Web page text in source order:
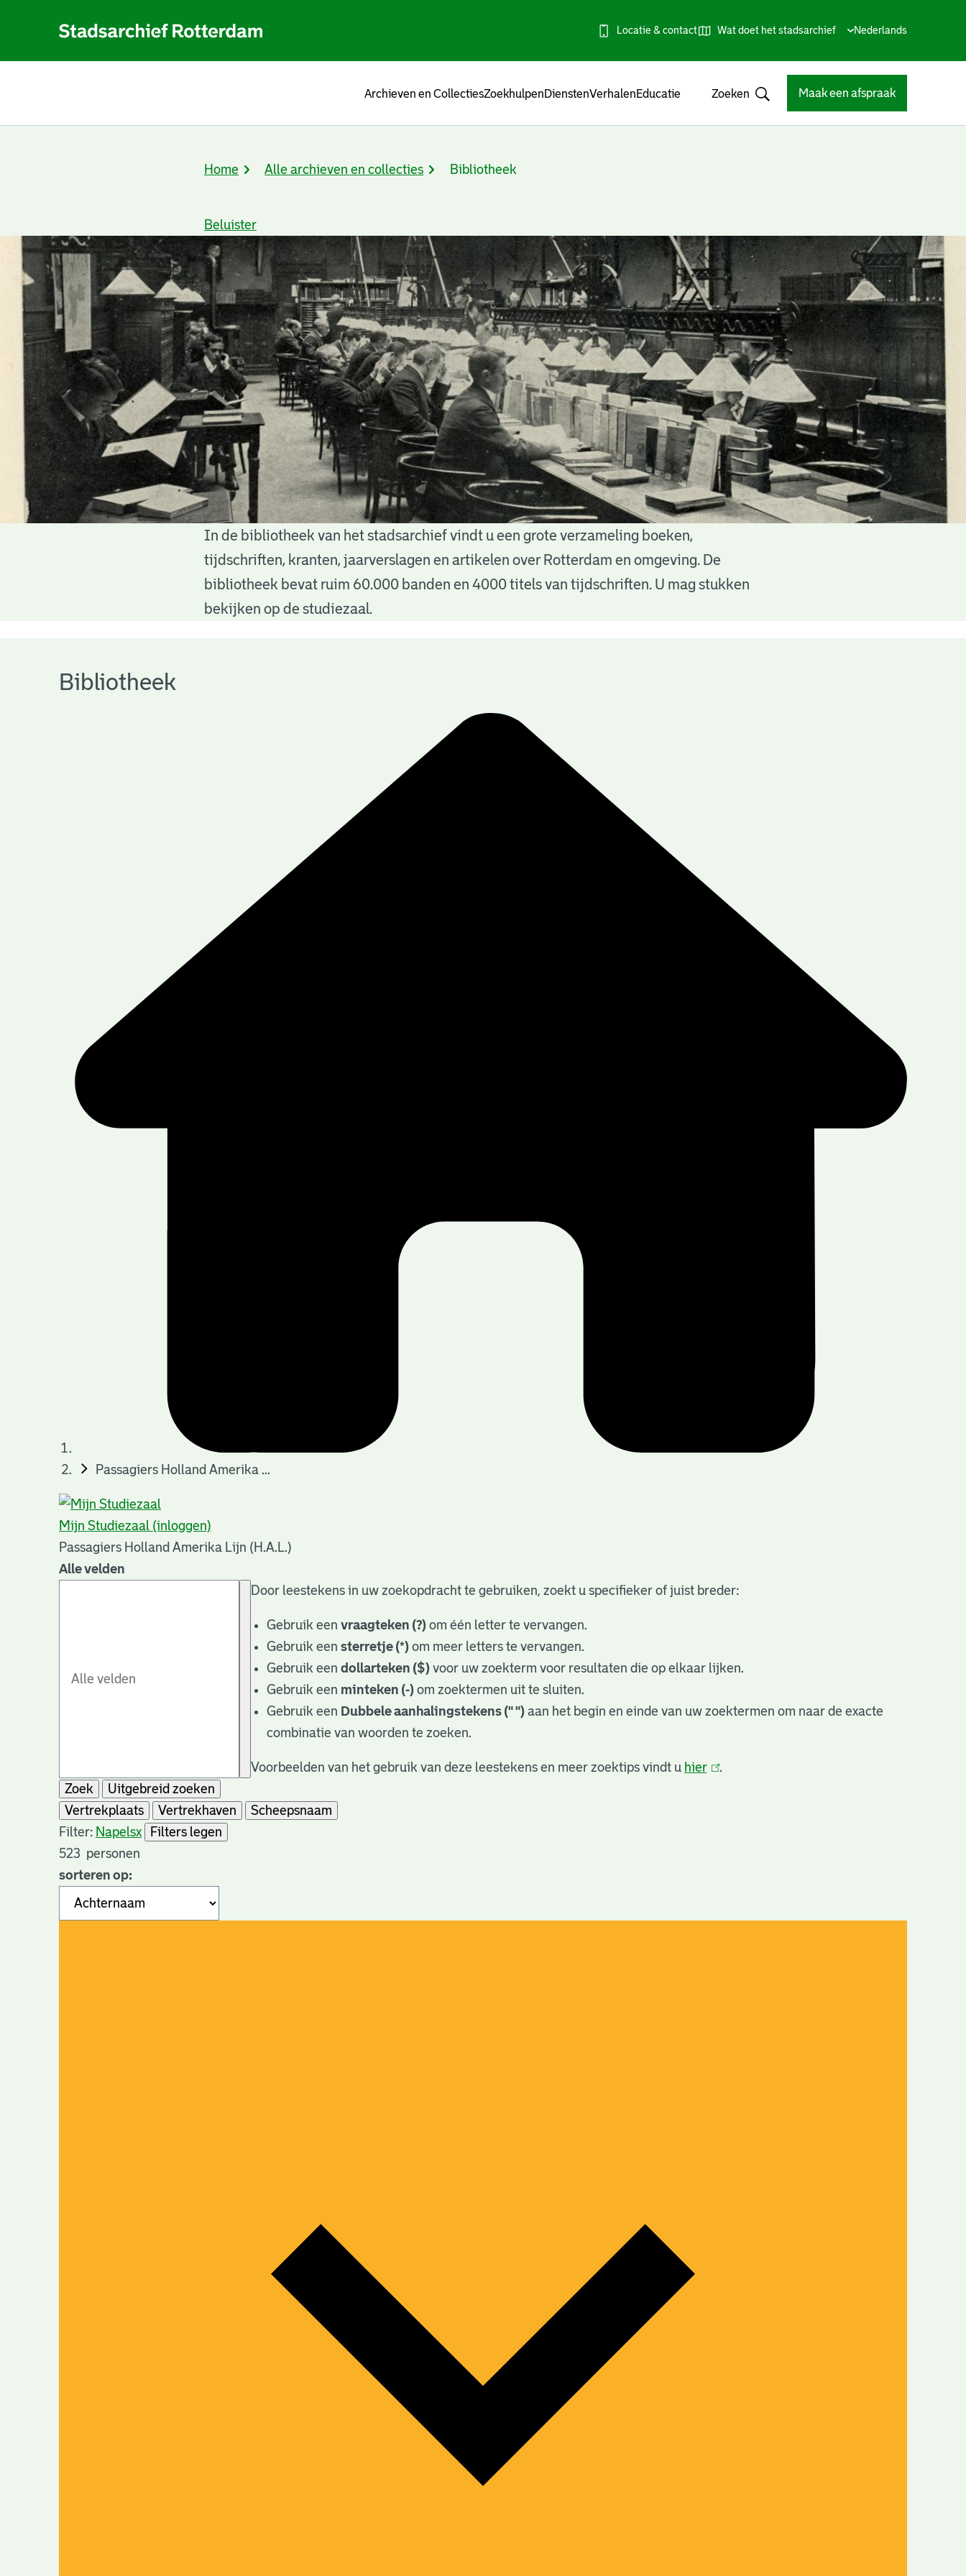
Locatie & contact Wat doet het stadsarchief
Huidige
Nederlands
Archieven en CollectiesZoekhulpenDienstenVerhalenEducatie Zoeken Maak een afspraak
Kruimelpad
Home Alle archieven en collecties Bibliotheek
Beluister
In de bibliotheek van het stadsarchief vindt u een grote verzameling boeken,
tijdschriften, kranten, jaarverslagen en artikelen over Rotterdam en omgeving. De
bibliotheek bevat ruim 60.000 banden en 4000 titels van tijdschriften. U mag stukken
bekijken op de studiezaal.
Bibliotheek
Passagiers Holland Amerika ...
Mijn Studiezaal (inloggen)
Passagiers Holland Amerika Lijn (H.A.L.)
Alle velden
Door leestekens in uw zoekopdracht te gebruiken, zoekt u specifieker of juist breder:
Gebruik eenvraagteken (?) om één letter te vervangen.
Gebruik eensterretje (*) om meer letters te vervangen.
Gebruik eendollarteken ($) voor uw zoekterm voor resultaten die op elkaar lijken.
Gebruik een minteken (-) om zoektermen uit te sluiten.
Gebruik een Dubbele aanhalingstekens (" ") aan het begin en einde van uw zoektermen om naar de exacte
combinatie van woorden te zoeken.
Voorbeelden van het gebruik van deze leestekens en meer zoektips vindt u hier(link
.
Zoek
Uitgebreid zoeken
Vertrekplaats
Vertrekhaven
Scheepsnaam
Filter: Napelsx
Filters legen
523 personen
sorteren op: